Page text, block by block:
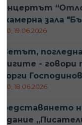
Концертът
в камерна зала
11:00, 19.06.2026
Светът,
книгите -
Георги Господинов
11:00, 18.06.2026
Представянето
издание